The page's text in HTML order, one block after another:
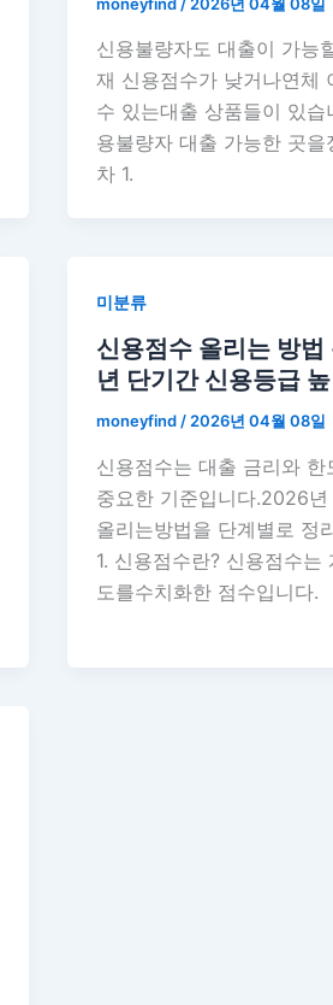
신용불량자도 대출이 가능
재 신용점수가 낮거나연체
수 있는대출 상품들이 있습
용불량자 대출 가능한 곳을
차 1.
미분류
신용점수 올리는 방
년 단기간 신용등급
moneyfind / 2026년 04월 08일
신용점수는 대출 금리와
중요한 기준입니다.2026
올리는방법을 단계별로 정
1. 신용점수란? 신용점수는
도를수치화한 점수입니다.